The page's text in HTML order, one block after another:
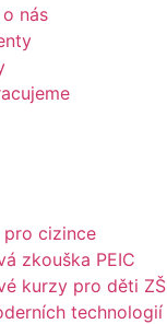
nás
pro cizince
zkouška PEIC
kurzy pro děti ZŠ
technologií